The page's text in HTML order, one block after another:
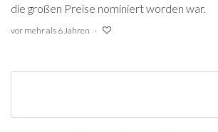
die großen Preise nominiert worden war.
vor mehr als 6 Jahren